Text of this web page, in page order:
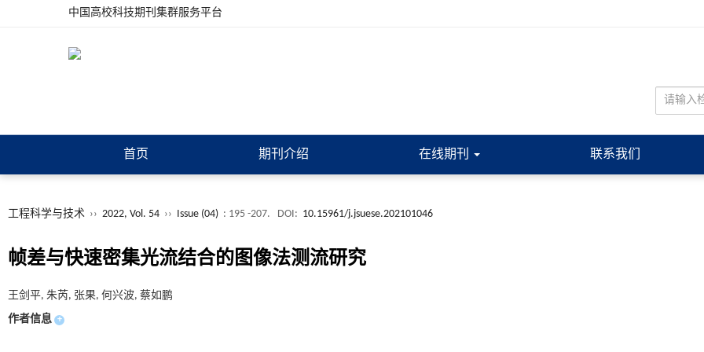
中国高校科技期刊集群服务平台
首页 期刊介绍 在线期刊 联系我们
工程科学与技术 ›› 2022, Vol. 54 ›› Issue (04) : 195 -207. DOI: 10.15961/j.jsuese.202101046
帧差与快速密集光流结合的图像法测流研究
王剑平, 朱芮, 张果, 何兴波, 蔡如鹏
作者信息 +